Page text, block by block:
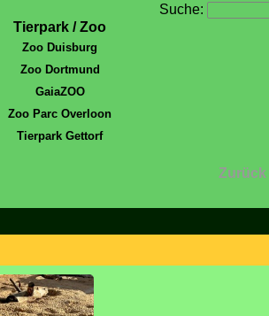
Suche:
Tierpark / Zoo
Zoo Duisburg
Zoo Dortmund
GaiaZOO
Zoo Parc Overloon
Tierpark Gettorf
Zurück